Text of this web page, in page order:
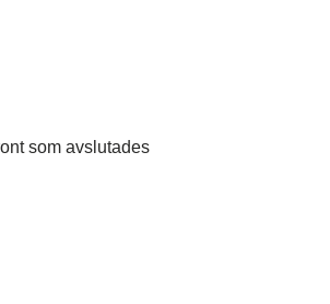
som avslutades